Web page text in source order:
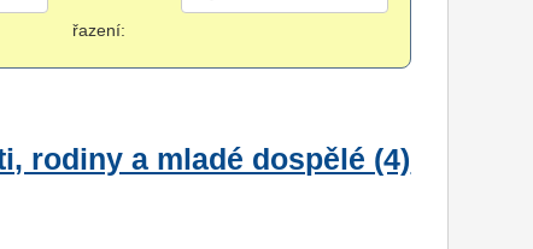
řazení:
rodiny a mladé dospělé (4)